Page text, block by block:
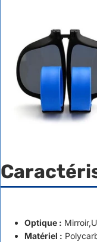
Optique :
Matériel :